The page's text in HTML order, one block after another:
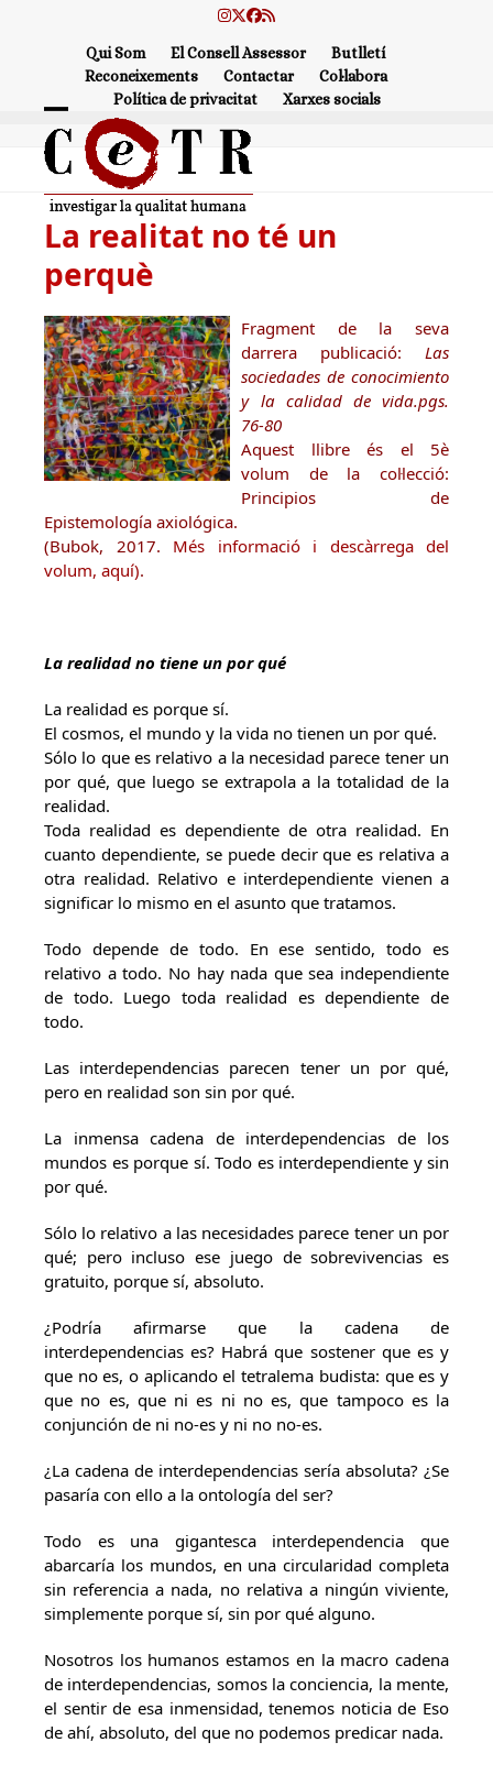
Instagram
Twitter
Facebook
RSS
Qui Som El Consell Assessor
Butlletí
Reconeixements
Contactar
Col·labora
Política de privacitat
Xarxes socials
Open
mobile
menu
Close
mobile
menu
La realitat no té un
perquè
Fragment de la seva
darrera publicació: Las
sociedades de conocimiento
y la calidad de vida.pgs.
76-80
Aquest llibre és el 5è
volum de la col·lecció:
Principios de
Epistemología axiológica.
(Bubok, 2017. Més informació i descàrrega del
volum, aquí).
La realidad no tiene un por qué
La realidad es porque sí.
El cosmos, el mundo y la vida no tienen un por qué.
Sólo lo que es relativo a la necesidad parece tener un
por qué, que luego se extrapola a la totalidad de la
realidad.
Toda realidad es dependiente de otra realidad. En
cuanto dependiente, se puede decir que es relativa a
otra realidad. Relativo e interdependiente vienen a
significar lo mismo en el asunto que tratamos.
Todo depende de todo. En ese sentido, todo es
relativo a todo. No hay nada que sea independiente
de todo. Luego toda realidad es dependiente de
todo.
Las interdependencias parecen tener un por qué,
pero en realidad son sin por qué.
La inmensa cadena de interdependencias de los
mundos es porque sí. Todo es interdependiente y sin
por qué.
Sólo lo relativo a las necesidades parece tener un por
qué; pero incluso ese juego de sobrevivencias es
gratuito, porque sí, absoluto.
¿Podría afirmarse que la cadena de
interdependencias es? Habrá que sostener que es y
que no es, o aplicando el tetralema budista: que es y
que no es, que ni es ni no es, que tampoco es la
conjunción de ni no-es y ni no no-es.
¿La cadena de interdependencias sería absoluta? ¿Se
pasaría con ello a la ontología del ser?
Todo es una gigantesca interdependencia que
abarcaría los mundos, en una circularidad completa
sin referencia a nada, no relativa a ningún viviente,
simplemente porque sí, sin por qué alguno.
Nosotros los humanos estamos en la macro cadena
de interdependencias, somos la conciencia, la mente,
el sentir de esa inmensidad, tenemos noticia de Eso
de ahí, absoluto, del que no podemos predicar nada.